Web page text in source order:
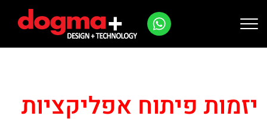
יזמות פיתוח אפליקציות